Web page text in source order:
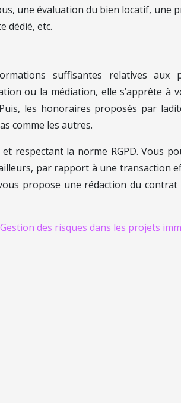
une évaluation du bien locatif, une
dédié, etc.
suffisantes relatives aux
ou la médiation, elle s’apprête
les honoraires proposés par
comme les autres.
respectant la norme RGPD. Vous
par rapport à une transaction
propose une rédaction du contrat
Gestion des risques dans les projets